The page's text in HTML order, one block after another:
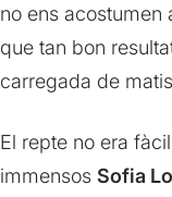
no ens acostumen
que tan bon
carregada de
El repte no era
immensos Sofia